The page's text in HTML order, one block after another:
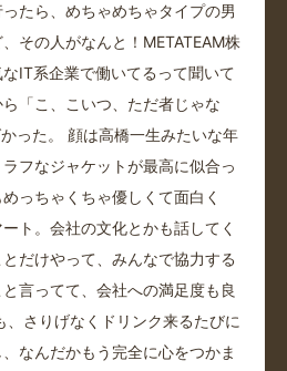
たら、めちゃめちゃタイプの男
その人がなんと！METATEAM株
IT系企業で働いてるって聞いて
「こ、こいつ、ただ者じゃな
った。 顔は高橋一生みたいな年
フなジャケットが最高に似合っ
っちゃくちゃ優しくて面白く
ト。会社の文化とかも話してく
だけやって、みんなで協力する
言ってて、会社への満足度も良
、さりげなくドリンク来るたびに
なんだかもう完全に心をつかま